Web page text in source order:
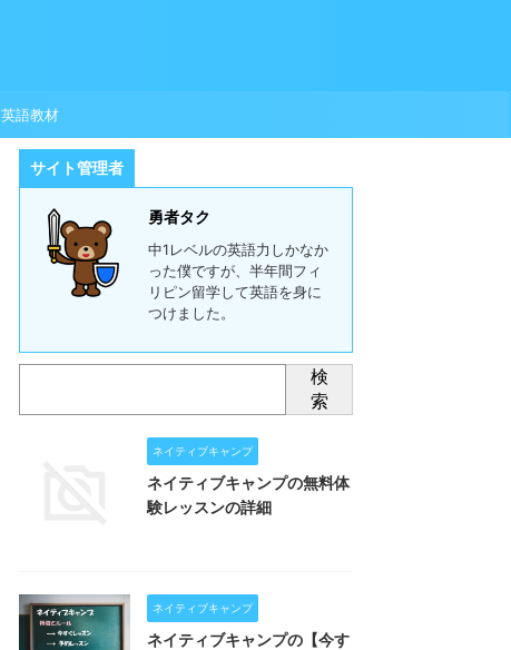
英語教材
サイト管理者
勇者タク
中1レベルの英語力しかなか
った僕ですが、半年間フィ
リピン留学して英語を身に
つけました。
検
索
ネイティブキャンプ
ネイティブキャンプの無料体
験レッスンの詳細
ネイティブキャンプ
ネイティブキャンプの【今す